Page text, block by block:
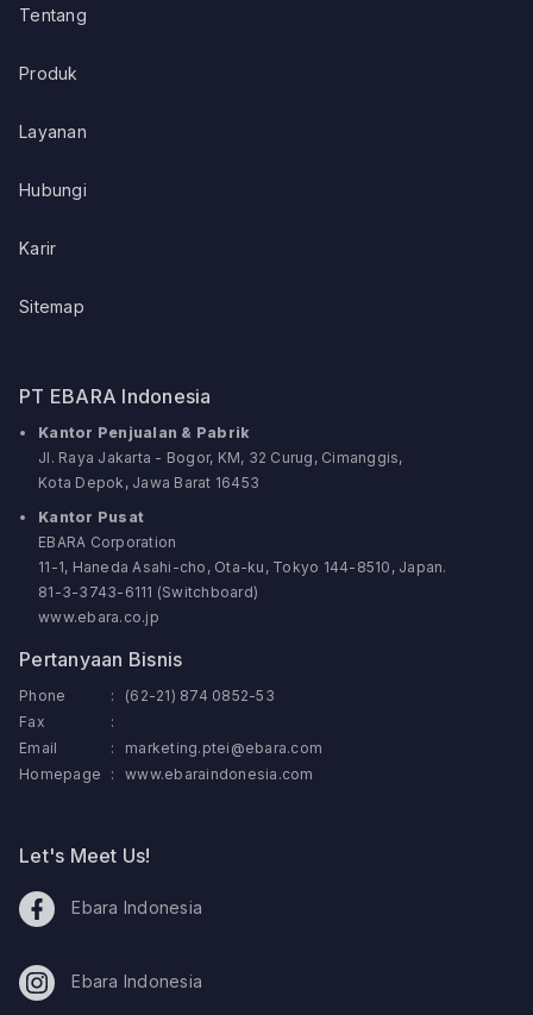
Tentang
Produk
Layanan
Hubungi
Karir
Sitemap
PT EBARA Indonesia
Kantor Penjualan & Pabrik
Jl. Raya Jakarta - Bogor, KM, 32 Curug, Cimanggis,
Kota Depok, Jawa Barat 16453
Kantor Pusat
EBARA Corporation
11-1, Haneda Asahi-cho, Ota-ku, Tokyo 144-8510, Japan.
81-3-3743-6111 (Switchboard)
www.ebara.co.jp
Pertanyaan Bisnis
Phone :
(62-21) 874 0852-53
Fax
:
Email
:
marketing.ptei@ebara.com
Homepage
: www.ebaraindonesia.com
Let's Meet Us!
Ebara Indonesia
Ebara Indonesia